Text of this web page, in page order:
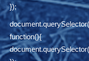
});
function(){